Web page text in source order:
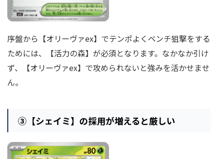
序盤から【オリーヴァex】でテンポよくベンチ狙撃をする
ためには、【活力の森】が必須となります。なかなか引け
ず、【オリーヴァex】で攻められないと強みを活かせませ
ん。
③ 【シェイミ】の採用が増えると厳しい